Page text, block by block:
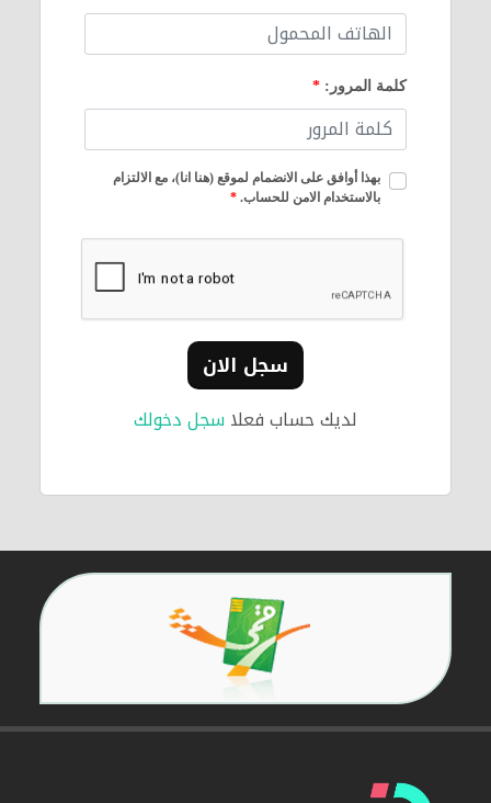
كلمة المرور: *
بهذا أوافق على الانضمام لموقع (هنا انا)، مع الالتزام
بالاستخدام الامن للحساب. *
سجل الان
لديك حساب فعلا سجل دخولك